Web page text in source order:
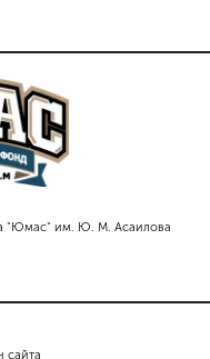
"Юмас" им. Ю. М. Асаилова
сайта